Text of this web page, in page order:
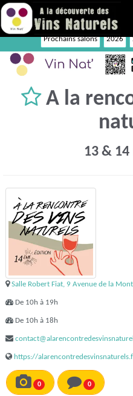
Prochains salons 2026
A la
13 &
Salle Robert Fiat, 9 Avenue de la
De 10h à 19h
De 10h à 18h
https://
0 0